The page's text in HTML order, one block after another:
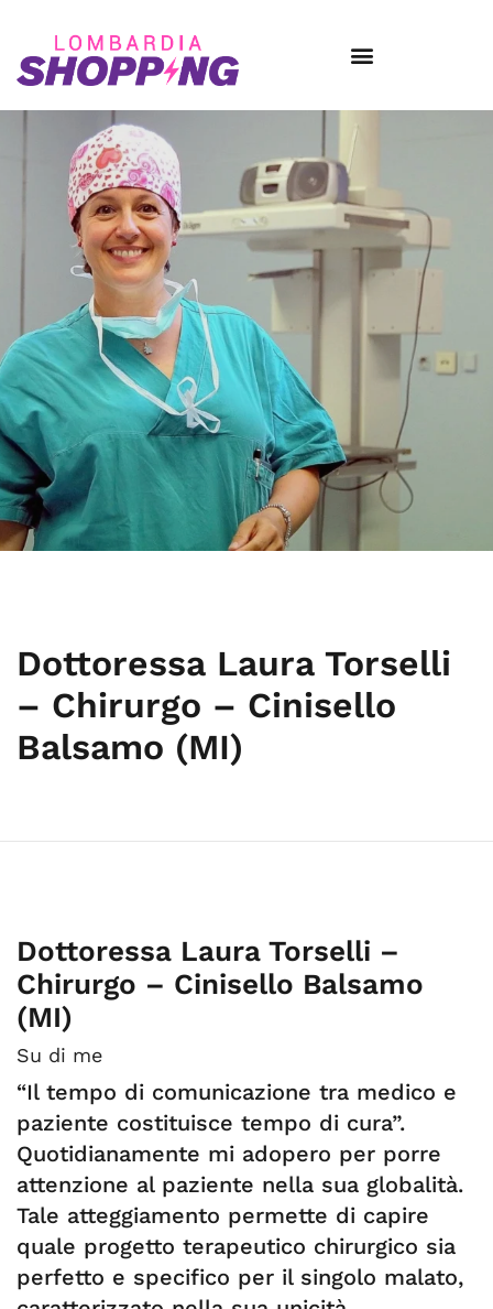
Dottoressa Laura Torselli
– Chirurgo – Cinisello
Balsamo (MI)
Dottoressa Laura Torselli –
Chirurgo – Cinisello Balsamo
(MI)
Su di me
“Il tempo di comunicazione tra medico e
paziente costituisce tempo di cura”.
Quotidianamente mi adopero per porre
attenzione al paziente nella sua globalità.
Tale atteggiamento permette di capire
quale progetto terapeutico chirurgico sia
perfetto e specifico per il singolo malato,